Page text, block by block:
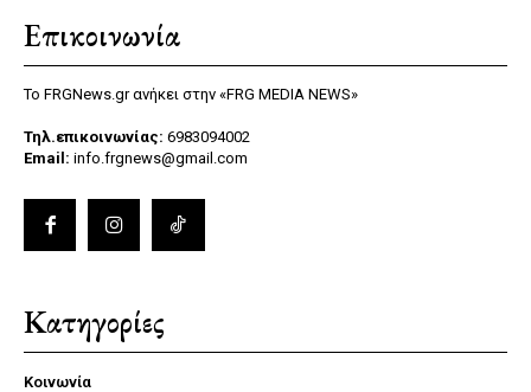
Επικοινωνία
Το FRGNews.gr ανήκει στην «FRG MEDIA NEWS»
Τηλ.επικοινωνίας: 6983094002
Email: info.frgnews@gmail.com
Κατηγορίες
Κοινωνία